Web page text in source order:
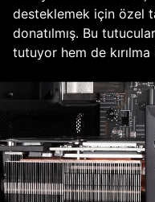
desteklemek için özel
donatılmış. Bu
tutuyor hem de